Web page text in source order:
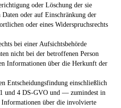
oder Löschung der sie
Daten oder auf Einschränkung der
oder eines Widerspruchsrechts
bei einer Aufsichtsbehörde
nicht bei der betroffenen Person
Informationen über die Herkunft der
Entscheidungsfindung einschließlich
und 4 DS-GVO und — zumindest in
über die involvierte